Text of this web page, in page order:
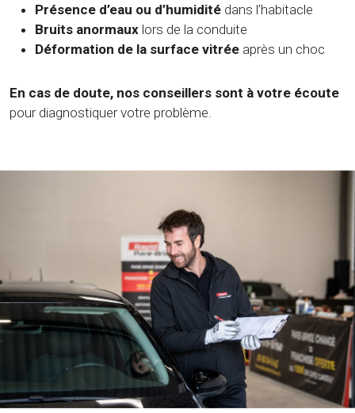
Présence d’eau ou d’humidité dans l’habitacle
Bruits anormaux lors de la conduite
Déformation de la surface vitrée après un choc
En cas de doute, nos conseillers sont à votre écoute
pour diagnostiquer votre problème.